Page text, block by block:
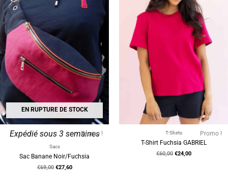
EN RUPTURE DE STOCK
Promo !
Expédié sous 3 semaines
Sacs
Sac Banane Noir/Fuchsia
€69,00 €27,60
Promo !
T-Shirts
T-Shirt Fuchsia GABRIEL
€60,00 €24,00